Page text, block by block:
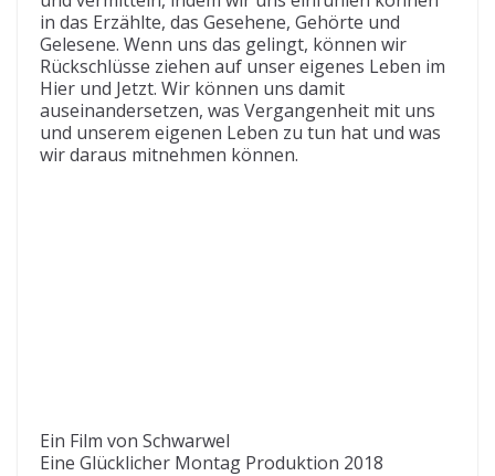
in das Erzählte, das Gesehene, Gehörte und
Gelesene. Wenn uns das gelingt, können wir
Rückschlüsse ziehen auf unser eigenes Leben im
Hier und Jetzt. Wir können uns damit
auseinandersetzen, was Vergangenheit mit uns
und unserem eigenen Leben zu tun hat und was
wir daraus mitnehmen können.
Ein Film von Schwarwel
Eine Glücklicher Montag Produktion 2018